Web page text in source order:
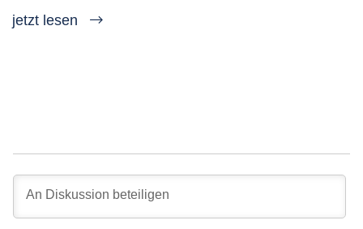
jetzt lesen